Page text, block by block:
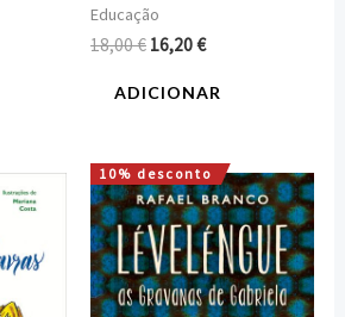
Educação
18,00€ 16,20€
ADICIONAR
10% desconto
O
preço
original
era:
10,00 €.
O
preço
atual
é:
9,00 €.